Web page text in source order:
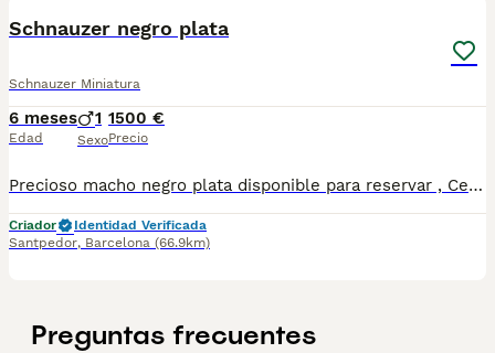
Schnauzer negro plata
Schnauzer Miniatura
6 meses
Edad
1
Sexo
1500 €
Precio
Precioso macho negro plata disponible para reservar , Centro Canino Vallbonica es mucho más que un centro de cría , es una empresa comprometida con el bienestar animal y la cria responsable, por ello todos nuestros bebés nacen y se crían en nuestras instalaciones , asegurando así un correcto desarrollo y una magnífica socialización, consiguiendo en cada ejemplar un carácter juguetón y extrovertido algo primordial para su adaptación como un miembro más en tu familia . Se entregan con el carnet de vacunas con el plan correspondiente a su edad , desparasitados y microchip implantado y activado en registro de Anicom. Facilitamos junto al cachorro contrato de compra con garantías víricas de 15 días y congénitas de 1 año . Contamos con un gran equipo de profesionales entre los que se encuentran educadores, auxiliares y Veterinarios ofreciendo los controles sanitarios necesarios así como continua vigilancia asegurando su bienestar . Hacemos envíos a toda España con empresa de transporte privado, proporcionando un viaje confortable y ofreciendo las atenciones necesarias a nuestros bebés . Si estás interesado en alguno de nuestros ejemplares solicita información sin compromiso al 722269698 . También atendemos vía WhatsApp . PRECIO REAL ( incluye el IVA) . Núcleo zoológico B 230063
Criador
Identidad Verificada
Santpedor, Barcelona (66.9km)
Preguntas frecuentes